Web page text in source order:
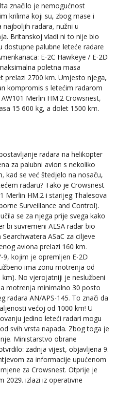
značilo je nemogućnost
krilima koji su, zbog mase i
radara, nužni u
Britanskoj vladi ni to nije bio
palubne leteće radare
E-2C Hawkeye / E-2D
poletna masa
prelazi 2700 km. Umjesto njega,
kompromis s letećim radarom
Merlin HM.2 Crowsnest,
15 600 kg, a dolet 1500 km.
radara na helikopter
za palubni avion s nekoliko
kad se već štedjelo na nosaču,
radaru? Tako je Crowsnest
Merlin HM.2 i starijeg Thalesova
Surveillance and Control).
se za njega prije svega kako
bi suvremeni AESA radar bio
ASaC za ciljeve
aviona prelazi 160 km.
9, kojim je opremljen E-2D
ima zonu motrenja od
No vjerojatniji je neslužbeni
motrenja minimalno 30 posto
radara AN/APS-145. To znači da
većoj od 1000 km! U
jedino leteći radari mogu
svih vrsta napada. Zbog toga je
Ministarstvo obrane
zadnja vijest, objavljena 9.
za informacije upućenom
za Crowsnest. Otprije je
2029. izlazi iz operativne